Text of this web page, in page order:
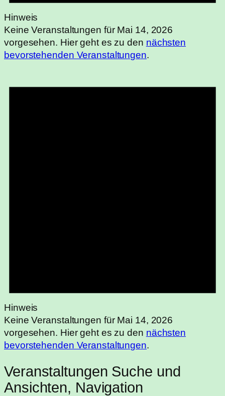
Hinweis
Keine Veranstaltungen für Mai 14, 2026
vorgesehen. Hier geht es zu den nächsten
bevorstehenden Veranstaltungen.
Hinweis
Keine Veranstaltungen für Mai 14, 2026
vorgesehen. Hier geht es zu den nächsten
bevorstehenden Veranstaltungen.
Veranstaltungen Suche und
Ansichten, Navigation